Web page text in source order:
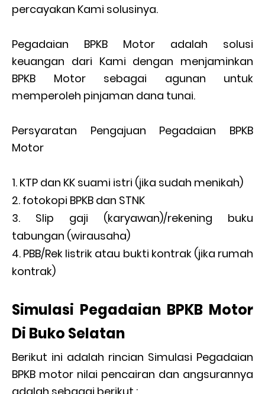
percayakan Kami solusinya.
Pegadaian BPKB Motor adalah solusi
keuangan dari Kami dengan menjaminkan
BPKB Motor sebagai agunan untuk
memperoleh pinjaman dana tunai.
Persyaratan Pengajuan Pegadaian BPKB
Motor
KTP dan KK suami istri (jika sudah menikah)
fotokopi BPKB dan STNK
Slip gaji (karyawan)/rekening buku
tabungan (wirausaha)
PBB/Rek listrik atau bukti kontrak (jika rumah
kontrak)
Simulasi Pegadaian BPKB Motor
Di Buko Selatan
Berikut ini adalah rincian Simulasi Pegadaian
BPKB motor nilai pencairan dan angsurannya